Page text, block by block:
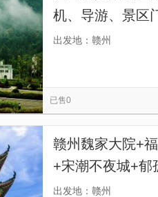
机、导游、景区
价，多人成团也
出发地：赣州
已售0
赣州魏家大院+
+宋潮不夜城+郁
VIP服务】
出发地：赣州